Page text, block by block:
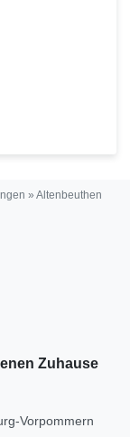
» Altenbeuthen
Zuhause
Vorpommern